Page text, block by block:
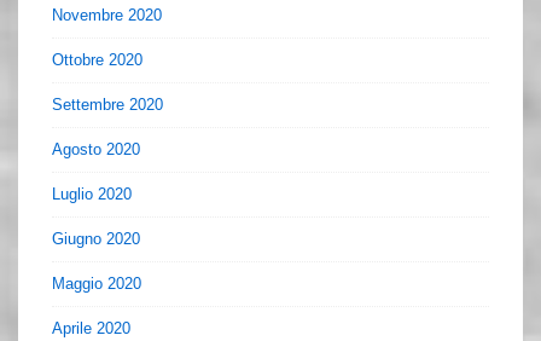
Novembre 2020
Ottobre 2020
Settembre 2020
Agosto 2020
Luglio 2020
Giugno 2020
Maggio 2020
Aprile 2020